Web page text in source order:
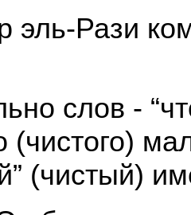
эль-Рази
слов -
(чистого)
(чистый)